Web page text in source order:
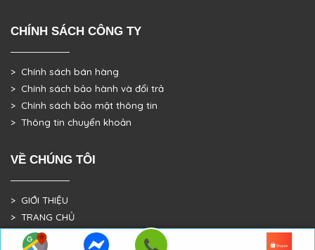
CHÍNH SÁCH CÔNG TY
> Chính sách bán hàng
> Chính sách bảo hành và đổi trả
> Chính sách bảo mật thông tin
> Thông tin chuyển khoản
VỀ CHÚNG TÔI
> GIỚI THIỆU
> TRANG CHỦ
> DỰ ÁN THỰC TẾ